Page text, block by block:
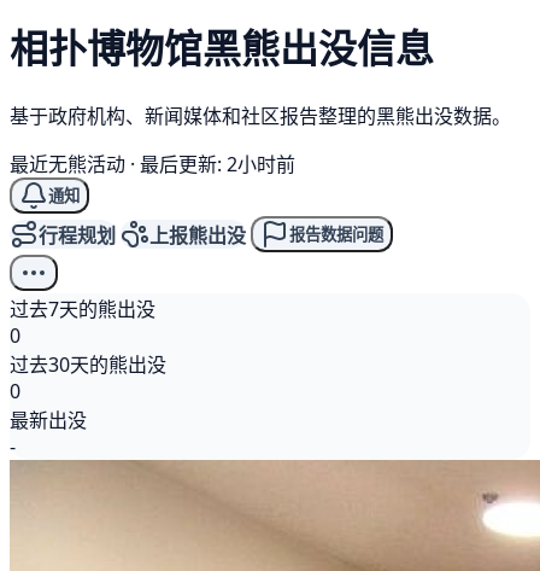
相扑博物馆黑熊出没信息
基于政府机构、新闻媒体和社区报告整理的黑熊出没数据。
最近无熊活动 · 最后更新: 2小时前
通知
行程规划 上报熊出没 报告数据问题
过去7天的熊出没
0
过去30天的熊出没
0
最新出没
-